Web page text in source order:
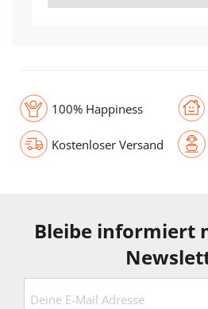
100% Happiness
Kostenloser Versand
Bleibe informiert